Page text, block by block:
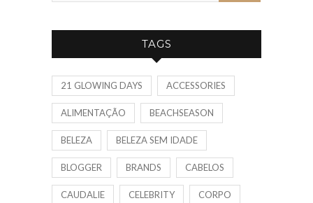
TAGS
21 GLOWING DAYS ACCESSORIES
ALIMENTAÇÃO BEACHSEASON
BELEZA BELEZA SEM IDADE
BLOGGER BRANDS CABELOS
CAUDALIE CELEBRITY CORPO